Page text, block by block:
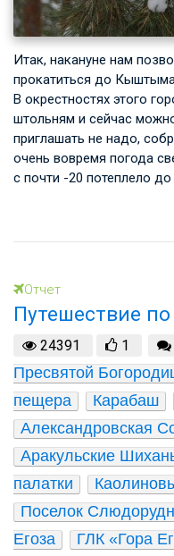
Итак, накануне нам
прокатиться до
В окрестностях этого
штольням и сейчас
приглашать не надо,
очень вовремя погода
с почти -20 потеплело
Отчет
Путешествие
24391 1
Пресвятой
пещера
Карабаш
Александровская
Аракульские
палатки
Поселок
Егоза
ГЛК «Гора